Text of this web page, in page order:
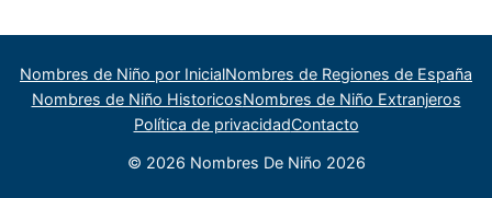
Nombres de Niño por InicialNombres de Regiones de España
Nombres de Niño HistoricosNombres de Niño Extranjeros
Política de privacidadContacto
© 2026 Nombres De Niño 2026